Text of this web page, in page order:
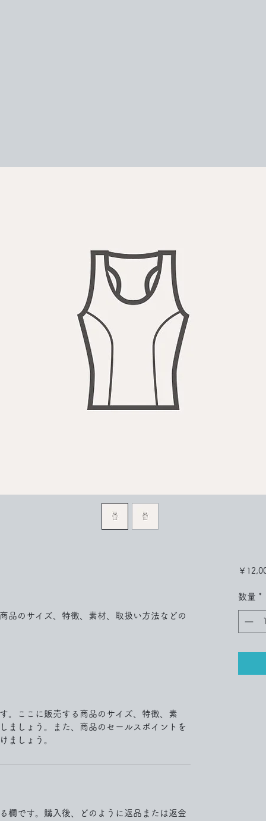
品のサイズ、特徴、素材、取扱い方法などの
。ここに販売する商品のサイズ、特徴、素
ましょう。また、商品のセールスポイントを
ましょう。
欄です。購入後、どのように返品または返金
￥
数量 *